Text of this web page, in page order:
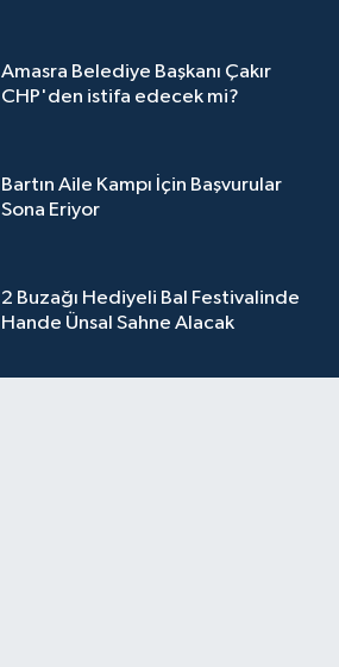
Amasra Belediye Başkanı Çakır
CHP'den istifa edecek mi?
Bartın Aile Kampı İçin Başvurular
Sona Eriyor
2 Buzağı Hediyeli Bal Festivalinde
Hande Ünsal Sahne Alacak